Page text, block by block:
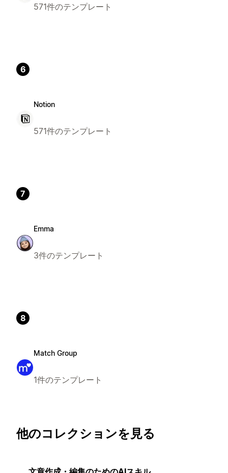
571件のテンプレート
6
Notion
571件のテンプレート
7
Emma
3件のテンプレート
8
Match Group
1件のテンプレート
他のコレクションを見る